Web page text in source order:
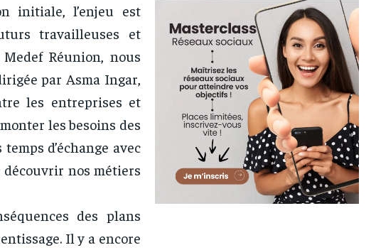
initiale, l’enjeu est
travailleuses et
Réunion, nous
par Asma Ingar,
les entreprises et
les besoins des
d’échange avec
nos métiers
des plans
Il y a encore